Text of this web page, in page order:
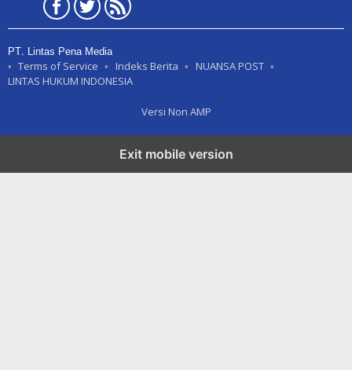
PT. Lintas Pena Media
Terms of Service Indeks Berita
NUANSA POST
LINTAS HUKUM INDONESIA
Versi Non AMP
Exit mobile version